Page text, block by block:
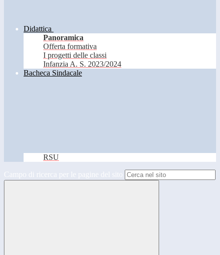
Didattica
Panoramica
Offerta formativa
I progetti delle classi
Infanzia A. S. 2023/2024
Bacheca Sindacale
RSU
Campo di ricerca per le pagine del sito